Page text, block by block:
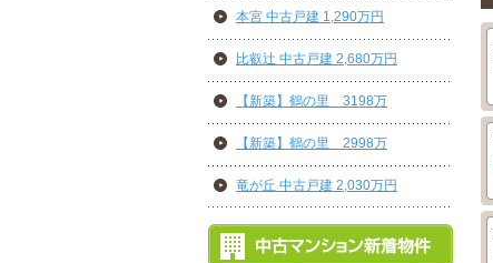
本宮 中古戸建 1,290万円
比叡辻 中古戸建 2,680万円
【新築】鶴の里 3198万
【新築】鶴の里 2998万
竜が丘 中古戸建 2,030万円